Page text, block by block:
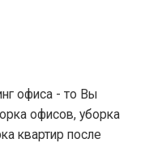
офиса - то Вы
офисов, уборка
квартир после